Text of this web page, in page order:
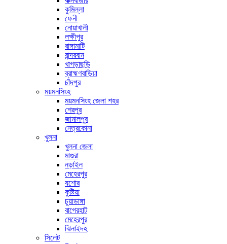
কুমিল্লা
ফেনী
নোয়াখালী
লক্ষীপুর
রাঙ্গামাটি
বান্দরবান
খাগড়াছড়ি
ব্রাহ্মণবাড়িয়া
চাঁদপুর
ময়মনসিংহ
ময়মনসিংহ জেলা শহর
শেরপুর
জামালপুর
নেত্রকোনা
খুলনা
খুলনা জেলা
মাগুরা
নড়াইল
মেহেরপুর
যশোর
কুষ্টিয়া
চুয়াডাঙ্গা
বাগেরহাট
মেহেরপুর
ঝিনাইদহ
সিলেট